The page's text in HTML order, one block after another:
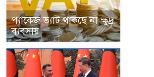
প্যাকেজ ভ্যাট থাকছে না ক্ষুদ্র
ব্যবসায়